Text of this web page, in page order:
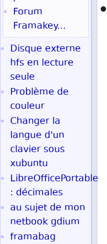
Forum
Framakey...
Disque externe
hfs en lecture
seule
Problème de
couleur
Changer la
langue d'un
clavier sous
xubuntu
LibreOfficePortable
: décimales
au sujet de mon
netbook gdium
framabag